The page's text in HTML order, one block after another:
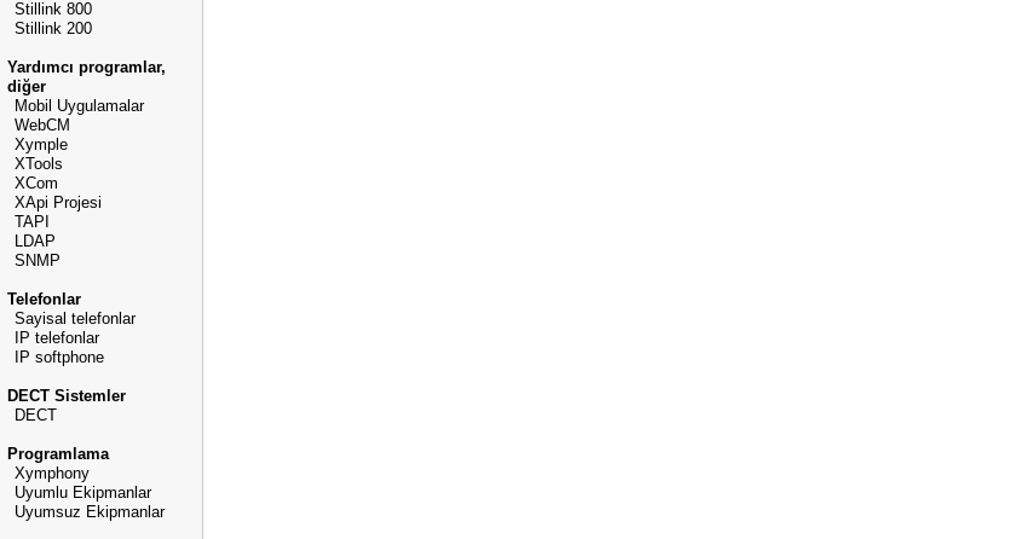
Stillink 800
Stillink 200
Yardımcı programlar,
diğer
Mobil Uygulamalar
WebCM
Xymple
XTools
XCom
XApi Projesi
TAPI
LDAP
SNMP
Telefonlar
Sayisal telefonlar
IP telefonlar
IP softphone
DECT Sistemler
DECT
Programlama
Xymphony
Uyumlu Ekipmanlar
Uyumsuz Ekipmanlar